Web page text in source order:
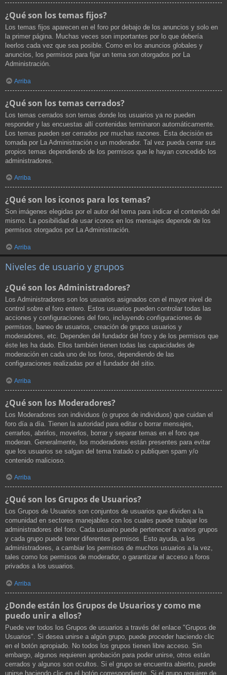
¿Qué son los temas fijos?
Los temas fijos aparecen en el foro por debajo de los anuncios y solo en
la primer página. Muchas veces son importantes por lo que debería
leerlos cada vez que sea posible. Como en los anuncios globales y
anuncios, los permisos para fijar un tema son otorgados por La
Administración.
Arriba
¿Qué son los temas cerrados?
Los temas cerrados son temas donde los usuarios ya no pueden
responder y las encuestas allí contenidas terminaron automáticamente.
Los temas pueden ser cerrados por muchas razones. Esta decisión es
tomada por La Administración o un moderador. Tal vez pueda cerrar sus
propios temas dependiendo de los permisos que le hayan concedido los
administradores.
Arriba
¿Qué son los iconos para los temas?
Son imágenes elegidas por el autor del tema para indicar el contenido del
mismo. La posibilidad de usar iconos en los mensajes depende de los
permisos otorgados por La Administración.
Arriba
Niveles de usuario y grupos
¿Qué son los Administradores?
Los Administradores son los usuarios asignados con el mayor nivel de
control sobre el foro entero. Estos usuarios pueden controlar todas las
acciones y configuraciones del foro, incluyendo configuraciones de
permisos, baneo de usuarios, creación de grupos usuarios y
moderadores, etc. Dependen del fundador del foro y de los permisos que
éste les ha dado. Ellos también tienen todas las capacidades de
moderación en cada uno de los foros, dependiendo de las
configuraciones realizadas por el fundador del sitio.
Arriba
¿Qué son los Moderadores?
Los Moderadores son individuos (o grupos de individuos) que cuidan el
foro día a día. Tienen la autoridad para editar o borrar mensajes,
cerrarlos, abrirlos, moverlos, borrar y separar temas en el foro que
moderan. Generalmente, los moderadores están presentes para evitar
que los usuarios se salgan del tema tratado o publiquen spam y/o
contenido malicioso.
Arriba
¿Qué son los Grupos de Usuarios?
Los Grupos de Usuarios son conjuntos de usuarios que dividen a la
comunidad en sectores manejables con los cuales puede trabajar los
administradores del foro. Cada usuario puede pertenecer a varios grupos
y cada grupo puede tener diferentes permisos. Esto ayuda, a los
administradores, a cambiar los permisos de muchos usuarios a la vez,
tales como los permisos de moderador, o garantizar el acceso a foros
privados a los usuarios.
Arriba
¿Donde están los Grupos de Usuarios y como me
puedo unir a ellos?
Puede ver todos los Grupos de usuarios a través del enlace "Grupos de
Usuarios". Si desea unirse a algún grupo, puede proceder haciendo clic
en el botón apropiado. No todos los grupos tienen libre acceso. Sin
embargo, algunos requieren aprobación para poder unirse, otros están
cerrados y algunos son ocultos. Si el grupo se encuentra abierto, puede
unirse haciendo clic en el botón correspondiente. Si el grupo requiere de